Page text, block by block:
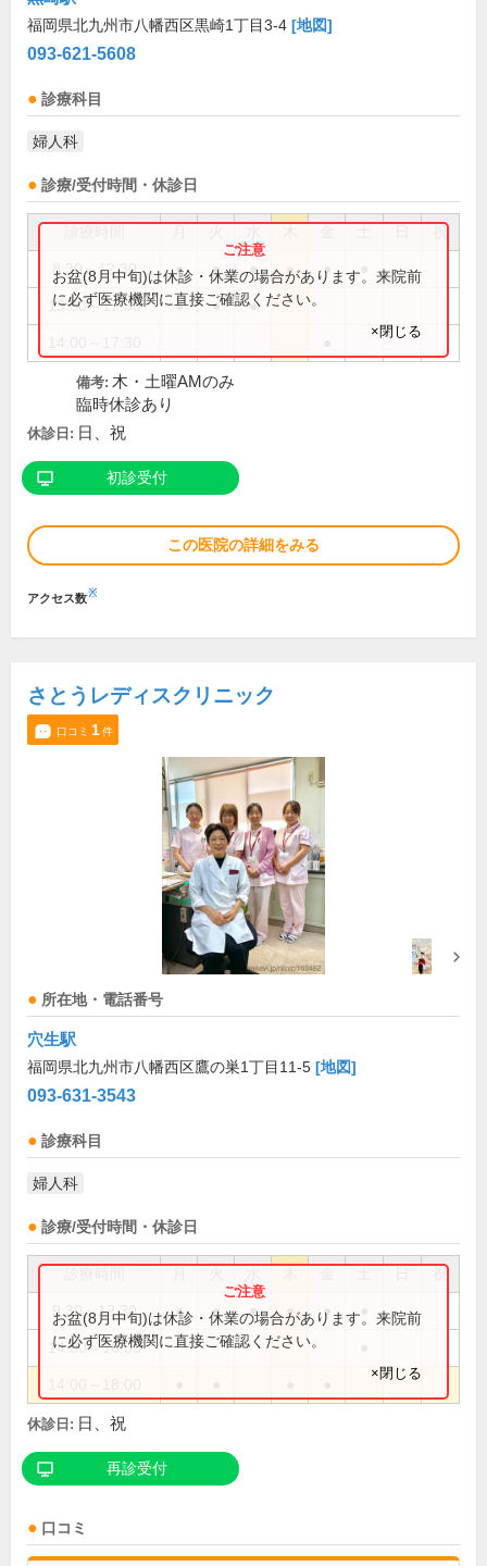
福岡県北九州市八幡西区黒崎1丁目3-4 [地図]
093-621-5608
診療科目
婦人科
診療/受付時間・休診日
祝
8:30～12:30 ● ● ● ● ●
13:30～17:30 ● ● ●
お盆(8月中旬)は休診・休業の場合があります。来院前
に必ず医療機関に直接ご確認ください。
×閉じる
備考: 木・土曜AMのみ
臨時休診あり
休診日: 日、祝
初診受付
この医院の詳細をみる
アクセス数※
さとうレディスクリニック
口コミ 1件
所在地・電話番号
穴生駅
福岡県北九州市八幡西区鷹の巣1丁目11-5 [地図]
093-631-3543
診療科目
婦人科
診療/受付時間・休診日
祝
9:30～12:30 ● ● ● ● ●
14:00～16:00
お盆(8月中旬)は休診・休業の場合があります。来院前
に必ず医療機関に直接ご確認ください。
×閉じる
休診日: 日、祝
再診受付
口コミ